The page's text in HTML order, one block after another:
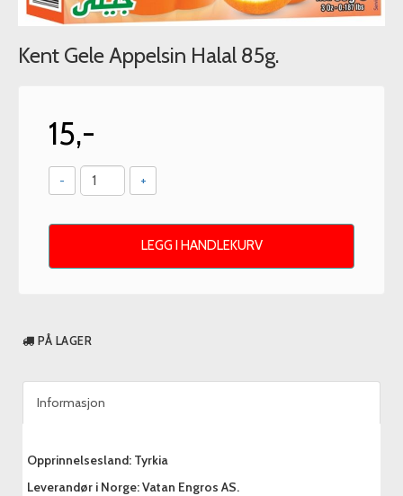
Kent Gele Appelsin Halal 85g.
15,-
- +
LEGG I HANDLEKURV
PÅ LAGER
Informasjon
Opprinnelsesland: Tyrkia
Leverandør i Norge: Vatan Engros AS.